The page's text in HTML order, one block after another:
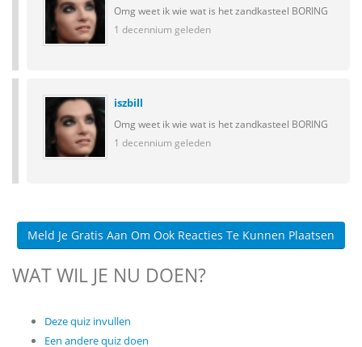
Omg weet ik wie wat is het zandkasteel BORING
1 decennium geleden
iszbill
Omg weet ik wie wat is het zandkasteel BORING
1 decennium geleden
Meld Je Gratis Aan Om Ook Reacties Te Kunnen Plaatsen
WAT WIL JE NU DOEN?
Deze quiz invullen
Een andere quiz doen